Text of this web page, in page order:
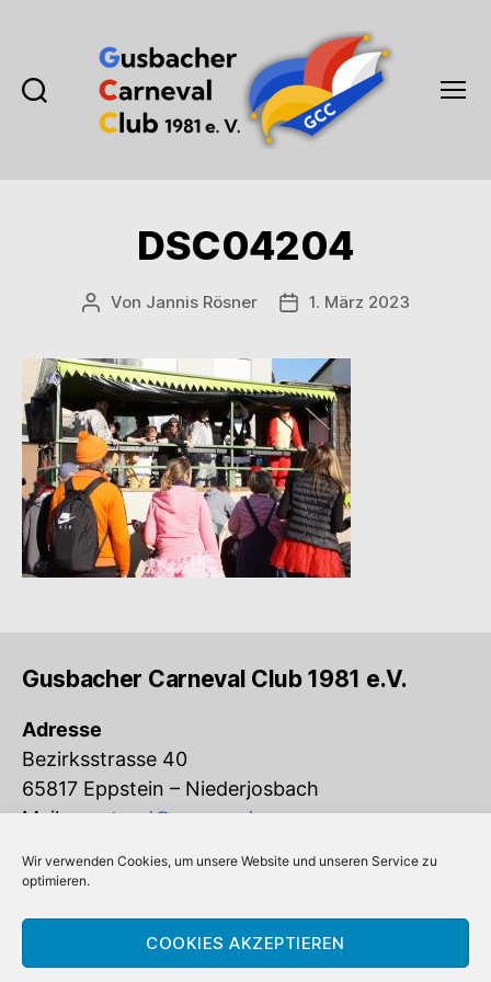
Wir verwenden Cookies, um unsere Website und unseren Service zu
optimieren.
COOKIES AKZEPTIEREN
1981
e.V.
DSC04204
Beitragsautor
Von Jannis Rösner Veröffentlichungsdatum
1. März 2023
Gusbacher Carneval Club 1981 e.V.
Adresse
Bezirksstrasse 40
65817 Eppstein – Niederjosbach
Mail:vorstand@gcc-ev.de
Eingetragen im Vereinsregister beim
Amtsgericht Königstein (VR 832)